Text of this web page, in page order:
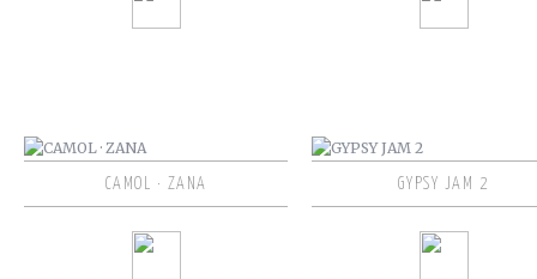
CAMOL · ZANA GYPSY JAM 2